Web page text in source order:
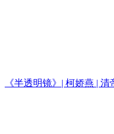
《半透明镜》| 柯娇燕 |